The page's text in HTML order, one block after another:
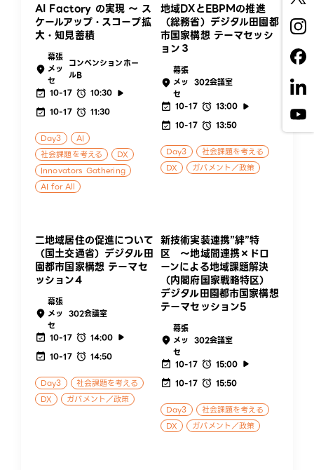
AI Factory の実現 ～ ス
ケールアップ・スコープ拡
大・知見蓄積
幕張
メッ
セ
コンベンションホー
ルB
10-17
10:30
10-17
11:30
Day3
AI
社会課題を考える
DX
Innovators Gathering
AI for All
地域DXとEBPMの推進
（総務省）デジタル田園都
市国家構想 テーマセッシ
ョン３
幕張
メッ
セ
302会議室
10-17
13:00
10-17
13:50
Day3
社会課題を考える
DX
ガバメント／政策
二地域居住の促進について
（国土交通省）デジタル田
園都市国家構想 テーマセ
ッション4
幕張
メッ
セ
302会議室
10-17
14:00
10-17
14:50
Day3
社会課題を考える
DX
ガバメント／政策
新技術実装連携”絆”特
区 ～地域間連携×ドロ
ーンによる地域課題解決
（内閣府国家戦略特区）
デジタル田園都市国家構想
テーマセッション5
幕張
メッ
セ
302会議室
10-17
15:00
10-17
15:50
Day3
社会課題を考える
DX
ガバメント／政策